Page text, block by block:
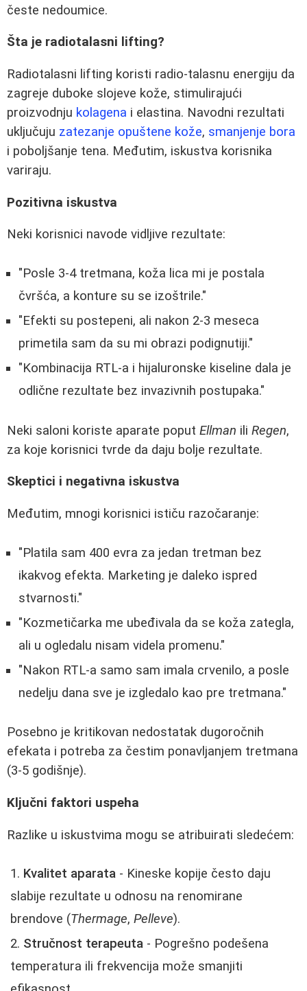
česte nedoumice.
Šta je radiotalasni lifting?
Radiotalasni lifting koristi radio-talasnu energiju da
zagreje duboke slojeve kože, stimulirajući
proizvodnju kolagena i elastina. Navodni rezultati
uključuju zatezanje opuštene kože, smanjenje bora
i poboljšanje tena. Međutim, iskustva korisnika
variraju.
Pozitivna iskustva
Neki korisnici navode vidljive rezultate:
"Posle 3-4 tretmana, koža lica mi je postala
čvršća, a konture su se izoštrile."
"Efekti su postepeni, ali nakon 2-3 meseca
primetila sam da su mi obrazi podignutiji."
"Kombinacija RTL-a i hijaluronske kiseline dala je
odlične rezultate bez invazivnih postupaka."
Neki saloni koriste aparate poput Ellman ili Regen,
za koje korisnici tvrde da daju bolje rezultate.
Skeptici i negativna iskustva
Međutim, mnogi korisnici ističu razočaranje:
"Platila sam 400 evra za jedan tretman bez
ikakvog efekta. Marketing je daleko ispred
stvarnosti."
"Kozmetičarka me ubeđivala da se koža zategla,
ali u ogledalu nisam videla promenu."
"Nakon RTL-a samo sam imala crvenilo, a posle
nedelju dana sve je izgledalo kao pre tretmana."
Posebno je kritikovan nedostatak dugoročnih
efekata i potreba za čestim ponavljanjem tretmana
(3-5 godišnje).
Ključni faktori uspeha
Razlike u iskustvima mogu se atribuirati sledećem:
Kvalitet aparata - Kineske kopije često daju
slabije rezultate u odnosu na renomirane
brendove (Thermage, Pelleve).
Stručnost terapeuta - Pogrešno podešena
temperatura ili frekvencija može smanjiti